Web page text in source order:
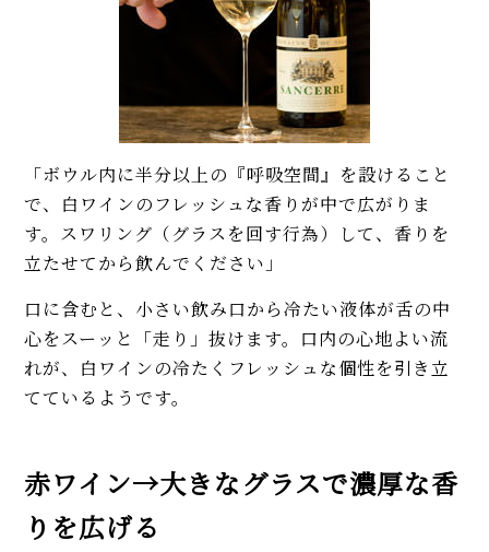
「ボウル内に半分以上の『呼吸空間』を設けること
で、白ワインのフレッシュな香りが中で広がりま
す。スワリング（グラスを回す行為）して、香りを
立たせてから飲んでください」
口に含むと、小さい飲み口から冷たい液体が舌の中
心をスーッと「走り」抜けます。口内の心地よい流
れが、白ワインの冷たくフレッシュな個性を引き立
てているようです。
赤ワイン→大きなグラスで濃厚な香
りを広げる